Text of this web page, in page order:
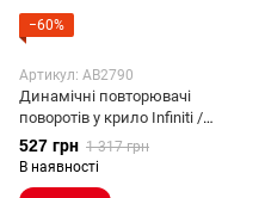
−60%
Артикул: AB2790
Динамічні повторювачі
поворотів у крило Infiniti /
Nissan димчасті
527 грн 1 317 грн
В наявності